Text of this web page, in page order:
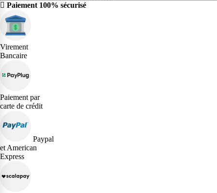
Paiement 100% sécurisé
Virement
Bancaire
Paiement par
carte de crédit
Paypal
et American
Express